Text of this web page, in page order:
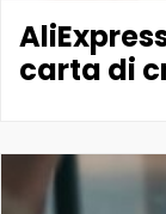
carta di